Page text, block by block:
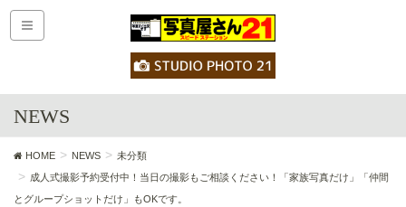
NEWS
HOME NEWS
未分類
成人式撮影予約受付中！当日の撮影もご相談ください！「家族写真だけ」「仲間
とグループショットだけ」もOKです。